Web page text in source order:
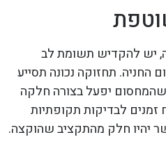
יש להקדיש תשומת לב
תחזוקה נכונה תסייע
יפעל בצורה חלקה
לבדיקות תקופתיות
יהיו חלק מהתקציב שהוקצה.